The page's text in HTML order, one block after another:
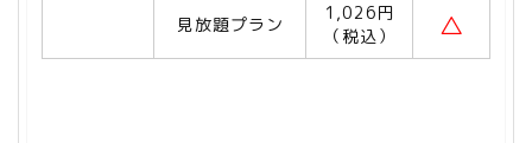
見放題プラン
1,026円
（税込）
△